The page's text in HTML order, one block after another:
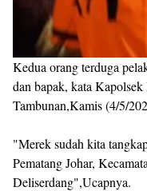
Kedua orang terduga
dan bapak, kata
Tambunan,Kamis (4/5/
"Merek sudah kita
Pematang Johar,
Deliserdang",Ucapnya.